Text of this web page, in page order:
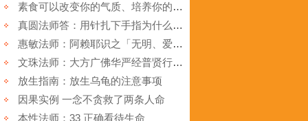
素食可以改变你的气质、培养你的慈悲心
真圆法师答：用针扎下手指为什么我会感觉很痛？
惠敏法师：阿赖耶识之「无明、爱结、有识之身」经证考察
文珠法师：大方广佛华严经普贤行愿品讲义（四）
放生指南：放生乌龟的注意事项
因果实例 一念不贪救了两条人命
本性法师：33 正确看待生命